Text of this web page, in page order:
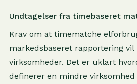
Undtagelser fra timebaseret
Krav om at timematche
markedsbaseret rapportering
virksomheder. Det er uklart
definerer en mindre